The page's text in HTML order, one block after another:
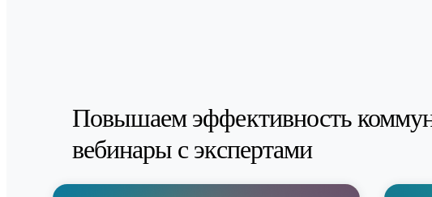
Повышаем эффективность
вебинары с экспертами